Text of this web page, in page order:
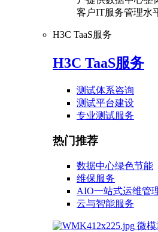
客户IT服务管理水
H3C TaaS服务
H3C TaaS服务
测试体系咨询
测试平台建设
专业测试服务
热门推荐
数据中心绿色节能
维保服务
AIO一站式运维管
云与智能服务
微模